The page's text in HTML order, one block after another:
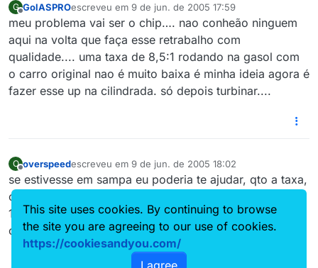
G GolASPROescreveu em 9 de jun. de 2005 17:59
última edição por
meu problema vai ser o chip…. nao conheão ninguem
aqui na volta que faça esse retrabalho com
qualidade.... uma taxa de 8,5:1 rodando na gasol com
o carro original nao é muito baixa é minha ideia agora é
fazer esse up na cilindrada. só depois turbinar....
O
Offline
overspeedescreveu em 9 de jun. de 2005 18:02
última edição por
se estivesse em sampa eu poderia te ajudar, qto a taxa,
obvio que vc terá menor torque/potência que usando
12:1, mas é altamente usável porque esse motor
carburado já anda bem…
This site uses cookies. By continuing to browse
the site you are agreeing to our use of cookies.
https://cookiesandyou.com/
I agree